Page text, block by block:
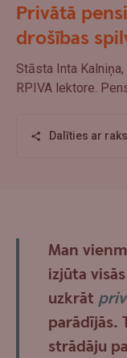
Privātā
drošības
Stāsta Inta
RPIVA lektore.
Dalīties ar
Man
izjūta
uzkrāt
parādījās.
strādāju